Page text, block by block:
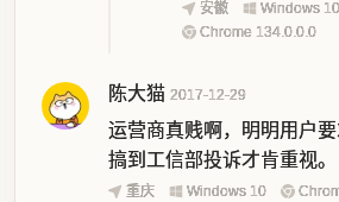
安徽
Windows 10
Chrome 134.0.0.0
陈大猫 2017-12-29
运营商真贱啊，明明用户
搞到工信部投诉才肯重视。
重庆 Windows 10